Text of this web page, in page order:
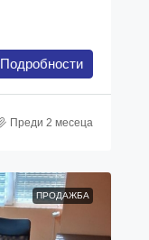
Подробности
Преди 2 месеца
ПРОДАЖБА